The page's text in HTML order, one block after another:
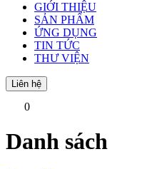
GIỚI THIỆU
SẢN PHẨM
ỨNG DỤNG
TIN TỨC
THƯ VIỆN
Liên hệ
0
Danh sách